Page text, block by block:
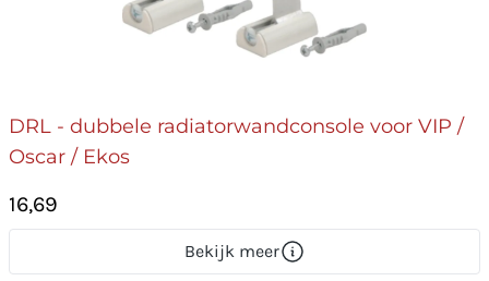
DRL - dubbele radiatorwandconsole voor VIP /
Oscar / Ekos
16,69
Bekijk meer